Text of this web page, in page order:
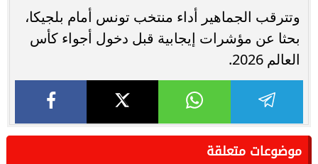
وتترقب الجماهير أداء منتخب تونس أمام بلجيكا،
بحثا عن مؤشرات إيجابية قبل دخول أجواء كأس
العالم 2026.
موضوعات متعلقة